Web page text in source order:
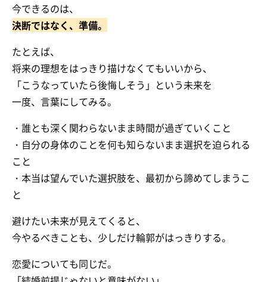
今できるのは、
決断ではなく、準備。
たとえば、
将来の理想をはっきり描けなくてもいいから、
「こうなっていたら後悔しそう」という未来を
一度、言葉にしてみる。
・誰とも深く関わらないまま時間が過ぎていくこと
・自分の身体のことを何も知らないまま選択を迫られる
こと
・本当は望んでいた選択肢を、最初から諦めてしまうこ
と
避けたい未来が見えてくると、
今やるべきことも、少しだけ輪郭がはっきりする。
恋愛についても同じだ。